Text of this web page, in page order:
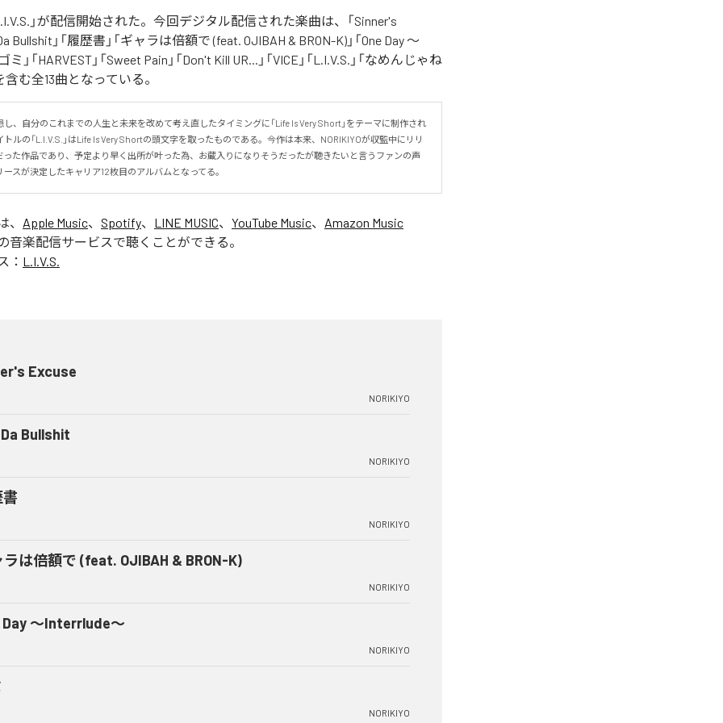
」が配信開始された。今回デジタル配信された楽曲は、「Sinner's
Bullshit」「履歴書」「ギャラは倍額で (feat. OJIBAH & BRON-K)」「One Day ～
ミ」「HARVEST」「Sweet Pain」「Don't Kill UR...」「VICE」「L.I.V.S.」「なめんじゃね
含む全13曲となっている。
、自分のこれまでの人生と未来を改めて考え直したタイミングに「Life Is Very Short」をテーマに制作され
ルの「L.I.V.S.」はLife Is Very Shortの頭文字を取ったものである。今作は本来、NORIKIYOが収監中にリリ
った作品であり、予定より早く出所が叶った為、お蔵入りになりそうだったが聴きたいと言うファンの声
スが決定したキャリア12枚目のアルバムとなってる。
、 Apple Music、 Spotify、 LINE MUSIC、 YouTube Music、 Amazon Music
音楽配信サービスで聴くことができる。
： L.I.V.S.
Excuse
NORIKIYO
Bullshit
NORIKIYO
NORIKIYO
は倍額で (feat. OJIBAH & BRON-K)
NORIKIYO
Day ～Interrlude～
NORIKIYO
NORIKIYO